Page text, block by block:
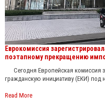
Еврокомиссия
поэтапному прекращению
Сегодня Европейская комиссия
гражданскую инициативу (ЕКИ) под
Read More